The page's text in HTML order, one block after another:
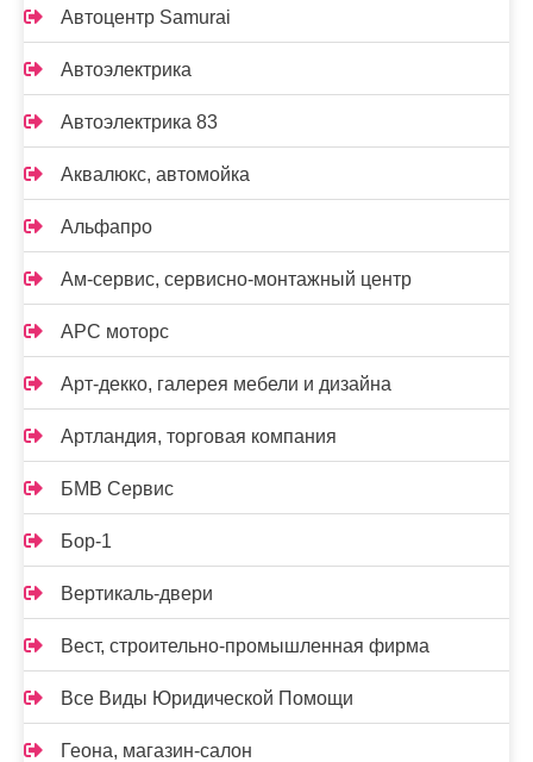
Автоцентр Samurai
Автоэлектрика
Автоэлектрика 83
Аквалюкс, автомойка
Альфапро
Ам-сервис, сервисно-монтажный центр
АРС моторс
Арт-декко, галерея мебели и дизайна
Артландия, торговая компания
БМВ Сервис
Бор-1
Вертикаль-двери
Вест, строительно-промышленная фирма
Все Виды Юридической Помощи
Геона, магазин-салон